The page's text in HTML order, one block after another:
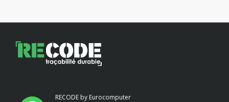
RECODE by Eurocomputer